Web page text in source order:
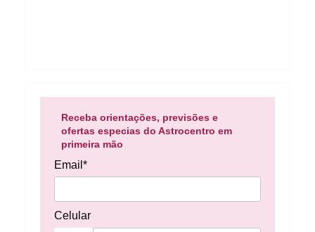
Receba orientações, previsões e
ofertas especias do Astrocentro em
primeira mão
Email*
Celular